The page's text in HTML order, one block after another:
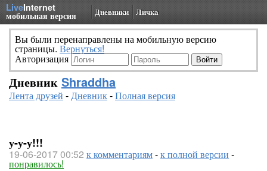
LiveInternet
мобильная версия Дневники Личка
Вы были перенаправлены на мобильную версию
страницы. Вернуться!
Авторизация
Дневник Shraddha
Лента друзей -Дневник-Полная версия
у-у-у!!!
19-06-2017 00:52 к комментариям-к полной версии -
понравилось!